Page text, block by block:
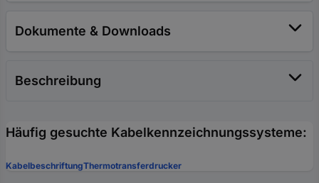
Dokumente & Downloads
Beschreibung
Häufig gesuchte Kabelkennzeichnungssysteme:
KabelbeschriftungThermotransferdrucker